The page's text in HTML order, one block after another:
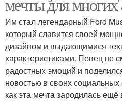
Им стал легендарный Ford
который славится своей
дизайном и выдающимися
характеристиками. Певец не
радостных эмоций и
новостью в своих социальных
как эта мечта зародилась ещё